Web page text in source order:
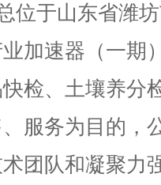
位于山东省潍
加速器（一期
检、土壤养分
服务为目的，
团队和凝聚力